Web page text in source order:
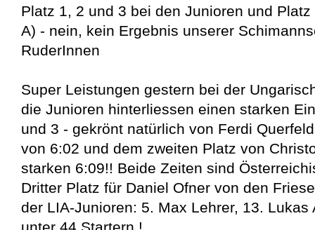
Platz 1, 2 und 3 bei den Junioren und
A) - nein, kein Ergebnis unserer
RuderInnen
Super Leistungen gestern bei der
die Junioren hinterliessen einen starken
und 3 - gekrönt natürlich von Ferdi
von 6:02 und dem zweiten Platz von
starken 6:09!! Beide Zeiten sind
Dritter Platz für Daniel Ofner von den
der LIA-Junioren: 5. Max Lehrer, 13.